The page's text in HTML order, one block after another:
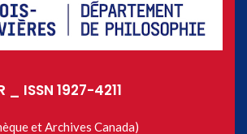
_ ISSN 1927-4211
et Archives Canada)